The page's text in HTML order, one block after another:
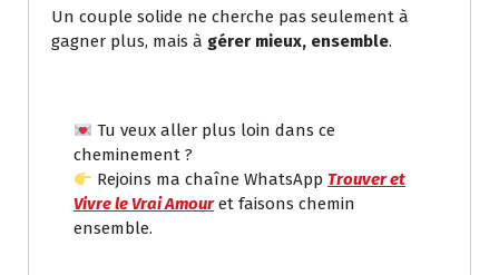
Un couple solide ne cherche pas seulement à
gagner plus, mais à gérer mieux, ensemble.
Tu veux aller plus loin dans ce
cheminement ?
Rejoins ma chaîne WhatsAppTrouver et
Vivre le Vrai Amouret faisons chemin
ensemble.